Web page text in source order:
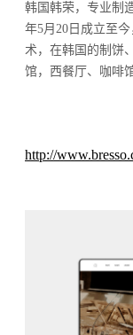
韩国韩荣，专业制
年5月20日成立至
术，在韩国的制饼
馆，西餐厅、咖啡
http://